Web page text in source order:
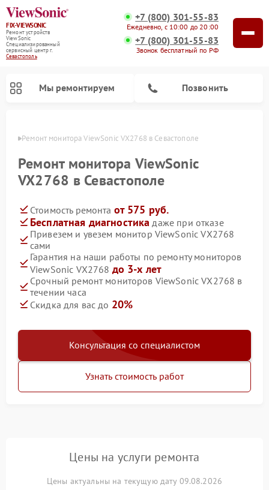
FIX-VIEWSONIC
Ремонт устройств
ViewSonic
Специализированный
cервисный центр г.
Севастополь
+7 (800) 301-55-83
Ежедневно, с 10:00 до 20:00
+7 (800) 301-55-83
Звонок бесплатный по РФ
Мы ремонтируем Позвонить
Ремонт монитора ViewSonic VX2768 в Севастополе
Ремонт монитора ViewSonic
VX2768 в Севастополе
Стоимость ремонта от 575 руб.
Бесплатная диагностика даже при отказе
Привезем и увезем монитор ViewSonic VX2768
сами
Гарантия на наши работы по ремонту мониторов
ViewSonic VX2768 до 3-х лет
Срочный ремонт мониторов ViewSonic VX2768 в
течении часа
Скидка для вас до 20%
Консультация со специалистом
Узнать стоимость работ
Цены на услуги ремонта
Цены актуальны на текущую дату 09.08.2026